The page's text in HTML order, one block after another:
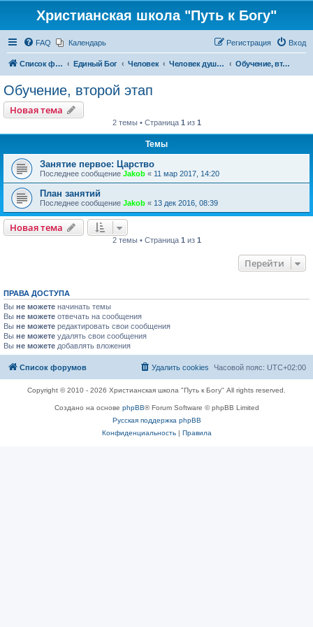
Христианская школа "Путь к Богу"
FAQ Календарь Вход
Регистрация
Список форумов Единый Бог Человек Человек душевный Обучение, второй этап
Обучение, второй этап
Новая тема
2 темы • Страница 1 из 1
Темы
Занятие первое: Царство
Последнее сообщение Jakob « 11 мар 2017, 14:20
План занятий
Последнее сообщение Jakob « 13 дек 2016, 08:39
Новая тема
2 темы • Страница 1 из 1
Перейти
ПРАВА ДОСТУПА
Вы не можете начинать темы
Вы не можете отвечать на сообщения
Вы не можете редактировать свои сообщения
Вы не можете удалять свои сообщения
Вы не можете добавлять вложения
Список форумов Часовой пояс: UTC+02:00
Удалить cookies
Copyright © 2010 - 2026 Христианская школа "Путь к Богу" All rights reserved.
Создано на основе phpBB® Forum Software © phpBB Limited
Русская поддержка phpBB
Конфиденциальность| Правила